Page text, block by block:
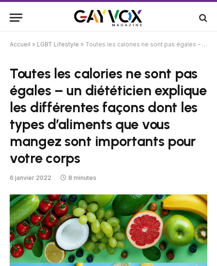
Accueil » LGBT Lifestyle » Toutes les calories ne sont pas égales – un diététicien explique les différentes façons dont les types d’aliments que vous mangez sont importants pour votre corps
Toutes les calories ne sont pas
égales – un diététicien explique
les différentes façons dont les
types d’aliments que vous
mangez sont importants pour
votre corps
6 janvier 2022 8 minutes